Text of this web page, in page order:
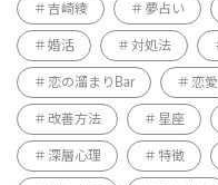
吉崎綾 夢占い
婚活 対処法
恋の溜まりBar 恋愛
改善方法 星座
深層心理 特徴